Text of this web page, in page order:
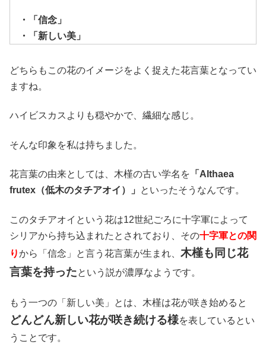
・「信念」
・「新しい美」
どちらもこの花のイメージをよく捉えた花言葉となってい
ますね。
ハイビスカスよりも穏やかで、繊細な感じ。
そんな印象を私は持ちました。
花言葉の由来としては、木槿の古い学名を 「Althaea
frutex（低木のタチアオイ）」
といったそうなんです。
このタチアオイという花は12世紀ごろに十字軍によって
シリアから持ち込まれたとされており、その十字軍との関
りから「信念」と言う花言葉が生まれ、 木槿も同じ花
言葉を持ったという説が濃厚なようです。
もう一つの「新しい美」とは、木槿は花が咲き始めると
どんどん新しい花が咲き続ける様を表しているとい
うことです。